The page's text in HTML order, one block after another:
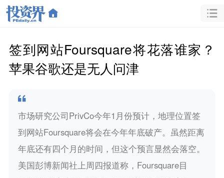
签到网站Foursquare将花落谁家？
苹果谷歌还是无人问津
市场研究公司PrivCo今年1月份预计，地理位置签
到网站Foursquare将会在今年年底破产。虽然距离
年底还有四个月的时间，但这个预言显然会落空。
美国彭博新闻社上周四报道称，Foursquare目